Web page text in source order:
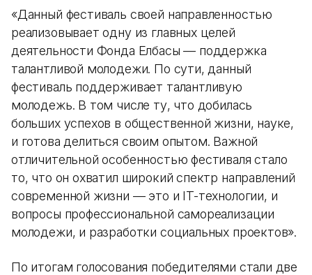
«Данный фестиваль своей направленностью
реализовывает одну из главных целей
деятельности Фонда Елбасы — поддержка
талантливой молодежи. По сути, данный
фестиваль поддерживает талантливую
молодежь. В том числе ту, что добилась
больших успехов в общественной жизни, науке,
и готова делиться своим опытом. Важной
отличительной особенностью фестиваля стало
то, что он охватил широкий спектр направлений
современной жизни — это и IT-технологии, и
вопросы профессиональной самореализации
молодежи, и разработки социальных проектов».
По итогам голосования победителями стали две